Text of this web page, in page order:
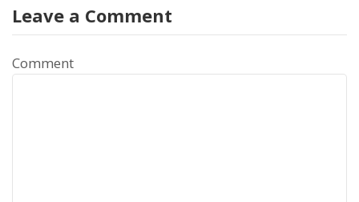
Leave a Comment
Comment